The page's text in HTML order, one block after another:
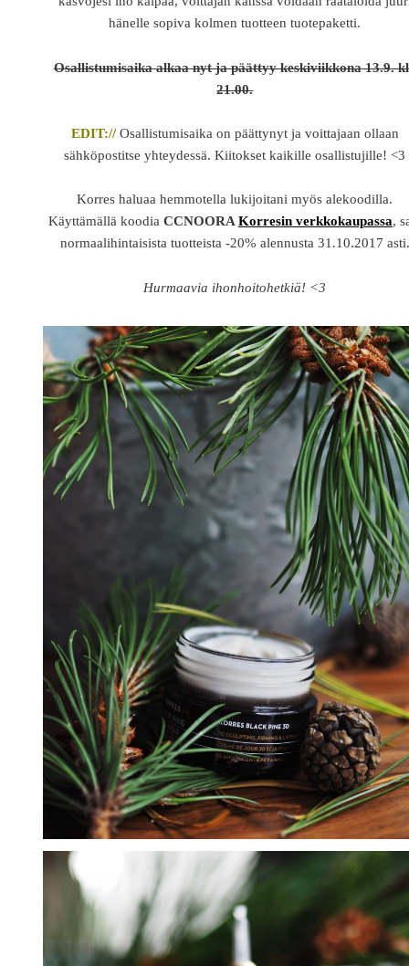
hänelle sopiva kolmen tuotteen tuotepaketti.
Osallistumisaika alkaa nyt ja päättyy keskiviikkona 13.9.
21.00.
EDIT://Osallistumisaika on päättynyt ja voittajaan ollaan
sähköpostitse yhteydessä. Kiitokset kaikille osallistujille! <3
Korres haluaa hemmotella lukijoitani myös alekoodilla.
Käyttämällä koodia CCNOORAKorresin verkkokaupassa,
normaalihintaisista tuotteista -20% alennusta 31.10.2017 asti.
Hurmaavia ihonhoitohetkiä! <3